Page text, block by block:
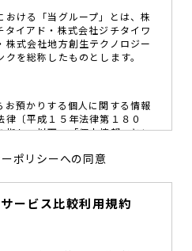
ける「当グループ」とは、株
イアド・株式会社ジチタイワ
式会社地方創生テクノロジー
を総称したものとします。
お預かりする個人に関する情報
律〔平成１５年法律第１８０
指し、以下、「個人情報」とい
務であると考えております。
人情報保護の重要性の認識と取
、個人情報の適切な取り扱い
ポリシーへの同意
ービス比較利用規約